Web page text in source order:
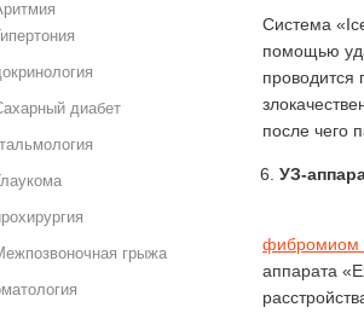
Гипертония
диабет
Глаукома
грыжа
Система
помощью
проводится
после чего
УЗ-
фибромиом
аппарата